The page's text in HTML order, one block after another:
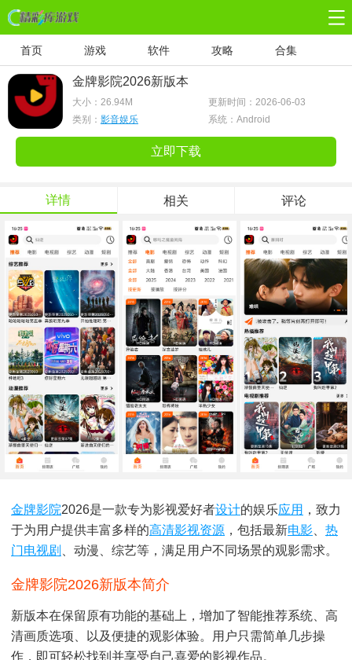
首页 游戏 软件 攻略 合集
金牌影院2026新版本
大小： 26.94M
更新时间：2026-06-03
类别： 影音娱乐 系统：Android
立即下载
详情 相关 评论
金牌影院2026是一款专为影视爱好者设计的娱乐应用 ，致力
于为用户提供丰富多样的高清影视资源 ，包括最新电影
热
门电视剧 、动漫、综艺等，满足用户不同场景的观影需求。
金牌影院2026新版本简介
新版本在保留原有功能的基础上，增加了智能推荐系统、高
清画质选项、以及便捷的观影体验。用户只需简单几步操
作，即可轻松找到并享受自己喜爱的影视作品。